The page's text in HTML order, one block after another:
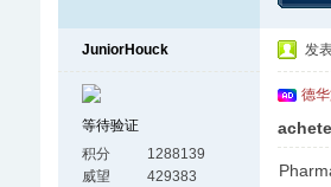
JuniorHouck
等待验证
积分
1288139
威望
429383
发
德